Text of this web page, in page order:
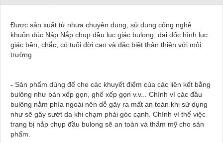
Được sản xuất từ nhựa chuyên dụng, sử dụng công nghệ
khuôn đúc Náp Nắp chụp đầu lục giác bulong, đai đốc hình lục
giác bền, chắc, có tuổi đời cao và đặc biệt thân thiện với môi
trường
- Sản phẩm dùng để che các khuyết điểm của các liên kết bằng
bulông như bàn xếp gọn, ghế xếp gọn v.v... Chính vì các đầu
bulông nằm phía ngoài nên dễ gây ra mất an toàn khi sử dụng
như sẽ gây sướt da khi chạm phải góc cạnh. Chính vì thế việc
trang bị nắp chụp đầu bulong sẽ an toàn và thẩm mỹ cho sản
phẩm.